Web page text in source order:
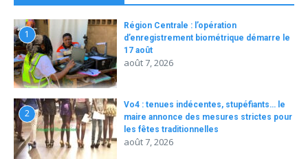
1
Région Centrale : l’opération
d’enregistrement biométrique démarre le
17 août
août 7, 2026
2
Vo4 : tenues indécentes, stupéfiants… le
maire annonce des mesures strictes pour
les fêtes traditionnelles
août 7, 2026